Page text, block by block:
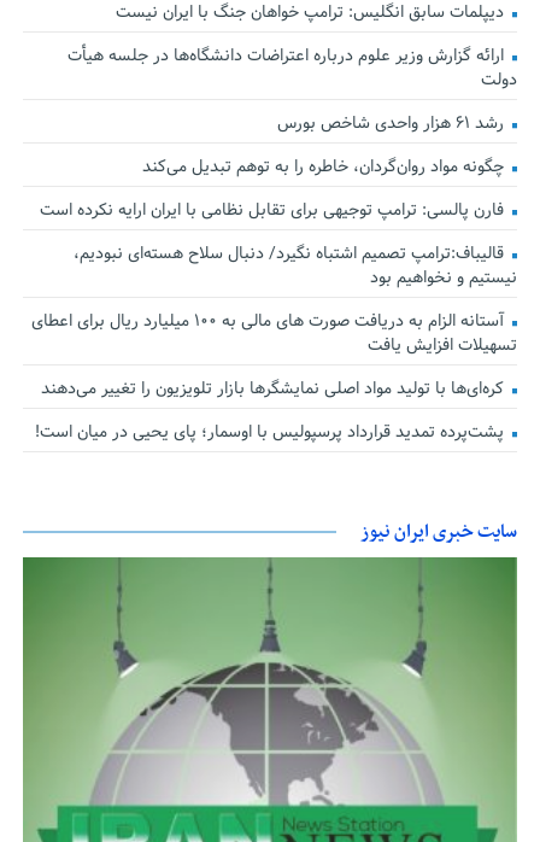
دیپلمات سابق انگلیس:‌ ترامپ خواهان جنگ با ایران نیست
ارائه گزارش وزیر علوم درباره اعتراضات دانشگاه‌ها در جلسه هیأت
دولت
رشد ۶۱ هزار واحدی شاخص بورس
چگونه مواد روان‌گردان، خاطره را به توهم تبدیل می‌کند
فارن پالسی: ترامپ توجیهی برای تقابل نظامی با ایران ارایه نکرده است
قالیباف:ترامپ تصمیم اشتباه نگیرد/ دنبال سلاح هسته‌ای نبودیم،
نیستیم و نخواهیم بود
آستانه الزام به دریافت صورت های مالی به ۱۰۰ میلیارد ریال برای اعطای
تسهیلات افزایش یافت
کره‌ای‌ها با تولید مواد اصلی نمایشگرها بازار تلویزیون را تغییر می‌دهند
پشت‌پرده تمدید قرارداد پرسپولیس با اوسمار؛ پای یحیی در میان است!
سایت خبری ایران نیوز